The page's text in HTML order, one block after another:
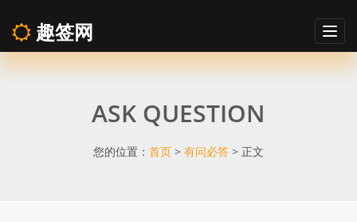
法
趣签网
ASK QUESTION
您的位置： 首页 > 有问必答 > 正文